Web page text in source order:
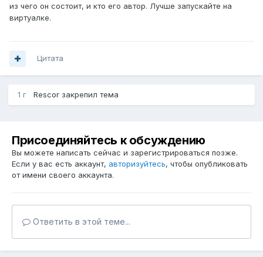
из чего он состоит, и кто его автор. Лучше запускайте на
виртуалке.
Цитата
1 г Rescor закрепил тема
Присоединяйтесь к обсуждению
Вы можете написать сейчас и зарегистрироваться позже.
Если у вас есть аккаунт, авторизуйтесь, чтобы опубликовать
от имени своего аккаунта.
Ответить в этой теме...